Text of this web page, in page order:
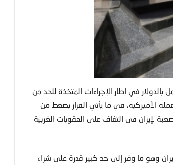
بالدولار في إطار الإجراءات المتخذة للحد من
الأميركية، في ما يأتي القرار بضغط من
لإيران في التفاف على العقوبات الغربية
وهو ما وفر إلى حد كبير قدرة على شراء